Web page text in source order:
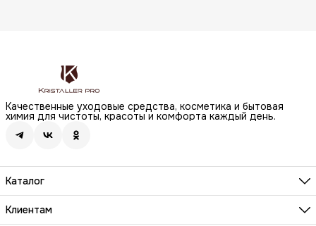
Качественные уходовые средства, косметика и бытовая
химия для чистоты, красоты и комфорта каждый день.
Каталог
Бренды
Волосы
Клиентам